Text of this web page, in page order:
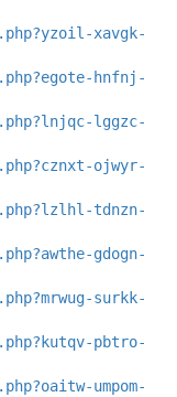
xavgk-
hnfnj-
lggzc-
ojwyr-
tdnzn-
gdogn-
surkk-
pbtro-
umpom-